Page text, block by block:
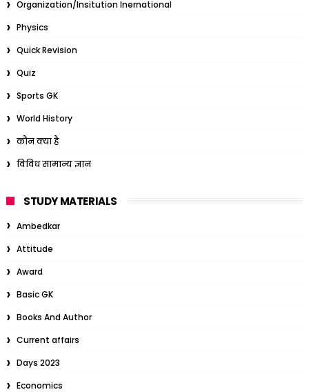
Organization/Insitution Inernational
Physics
Quick Revision
Quiz
Sports GK
World History
कौन क्या है
विविध सामान्य ज्ञान
STUDY MATERIALS
Ambedkar
Attitude
Award
Basic GK
Books And Author
Current affairs
Days 2023
Economics